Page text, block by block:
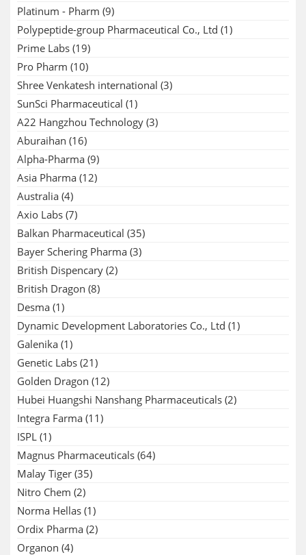
Platinum - Pharm (9)
Polypeptide-group Pharmaceutical Co., Ltd (1)
Prime Labs (19)
Pro Pharm (10)
Shree Venkatesh international (3)
SunSci Pharmaceutical (1)
A22 Hangzhou Technology (3)
Aburaihan (16)
Alpha-Pharma (9)
Asia Pharma (12)
Australia (4)
Axio Labs (7)
Balkan Pharmaceutical (35)
Bayer Schering Pharma (3)
British Dispencary (2)
British Dragon (8)
Desma (1)
Dynamic Development Laboratories Co., Ltd (1)
Galenika (1)
Genetic Labs (21)
Golden Dragon (12)
Hubei Huangshi Nanshang Pharmaceuticals (2)
Integra Farma (11)
ISPL (1)
Magnus Pharmaceuticals (64)
Malay Tiger (35)
Nitro Chem (2)
Norma Hellas (1)
Ordix Pharma (2)
Organon (4)